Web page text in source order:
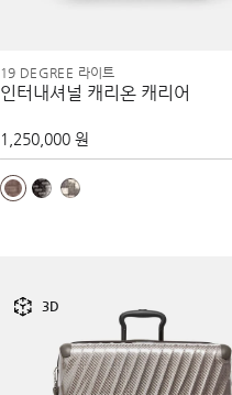
19 DEGREE 라이트
인터내셔널 캐리온 캐리어
1,250,000 원
3D